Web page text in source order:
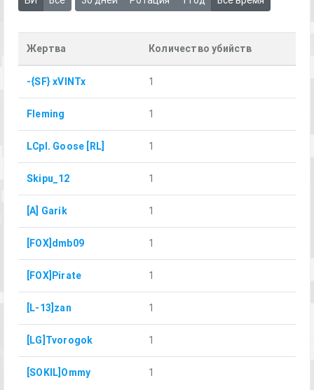
Жертва Количество убийств
-{SF} xVINTx 1
Fleming 1
LCpl. Goose [RL] 1
Skipu_12 1
[A] Garik 1
[FOX]dmb09 1
[FOX]Pirate 1
[L-13]zan 1
[LG]Tvorogok 1
[SOKIL]Ommy 1